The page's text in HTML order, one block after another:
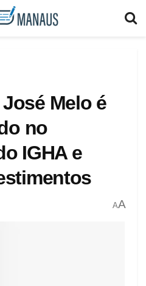
Melo é
no
IGHA e
AA